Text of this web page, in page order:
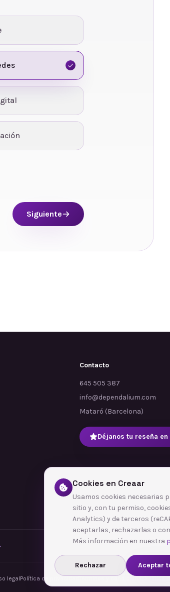
Siguiente
Contacto
645 505 387
info@dependalium.com
Mataró (Barcelona)
Déjanos tu reseña en
legalPolítica de privacidad
Cookies en Creaar
Usamos cookies necesarias
sitio y, con tu permiso,
Analytics) y de terceros
aceptarlas, rechazarlas o
Más información en nuestra
Rechazar Aceptar